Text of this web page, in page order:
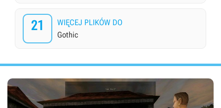
21
WIĘCEJ PLIKÓW DO
Gothic